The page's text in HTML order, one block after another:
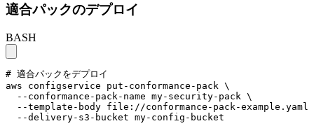
適合パックのデプロイ
BASH
# 適合パックをデプロイ
aws configservice put-conformance-pack \
  --conformance-pack-name my-security-pack \
--template-body file://conformance-pack-example.yaml
  --delivery-s3-bucket my-config-bucket